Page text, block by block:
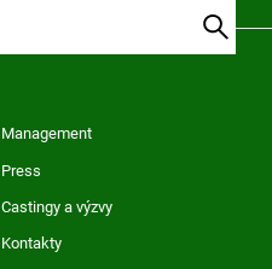
Management
Press
Castingy a výzvy
Kontakty